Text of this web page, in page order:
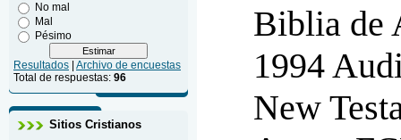
No mal
Mal
Pésimo
Resultados Archivo de encuestas
Total de respuestas: 96
Sitios Cristianos
Biblia de
1994
New